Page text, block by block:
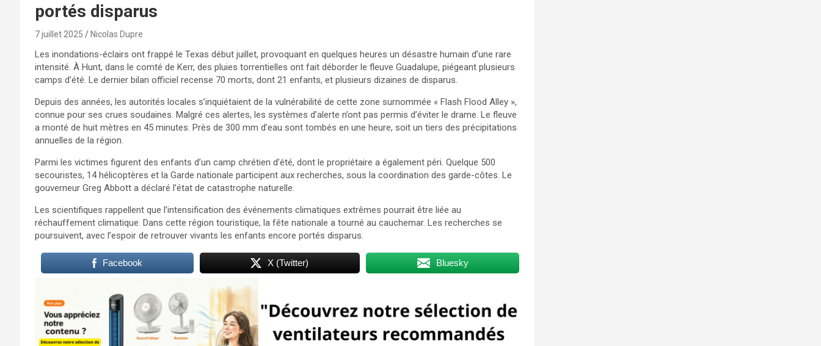
portés disparus
7 juillet 2025 Nicolas Dupre
Les inondations-éclairs ont frappé le Texas début juillet, provoquant en quelques heures un désastre humain d’une rare
intensité. À Hunt, dans le comté de Kerr, des pluies torrentielles ont fait déborder le fleuve Guadalupe, piégeant plusieurs
camps d’été. Le dernier bilan officiel recense 70 morts, dont 21 enfants, et plusieurs dizaines de disparus.
Depuis des années, les autorités locales s’inquiétaient de la vulnérabilité de cette zone surnommée « Flash Flood Alley »,
connue pour ses crues soudaines. Malgré ces alertes, les systèmes d’alerte n’ont pas permis d’éviter le drame. Le fleuve
a monté de huit mètres en 45 minutes. Près de 300 mm d’eau sont tombés en une heure, soit un tiers des précipitations
annuelles de la région.
Parmi les victimes figurent des enfants d’un camp chrétien d’été, dont le propriétaire a également péri. Quelque 500
secouristes, 14 hélicoptères et la Garde nationale participent aux recherches, sous la coordination des garde-côtes. Le
gouverneur Greg Abbott a déclaré l’état de catastrophe naturelle.
Les scientifiques rappellent que l’intensification des événements climatiques extrêmes pourrait être liée au
réchauffement climatique. Dans cette région touristique, la fête nationale a tourné au cauchemar. Les recherches se
poursuivent, avec l’espoir de retrouver vivants les enfants encore portés disparus.
Facebook X (Twitter) Bluesky